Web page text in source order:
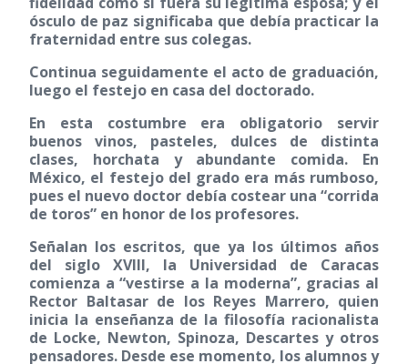
ósculo de paz significaba que debía practicar la
fraternidad entre sus colegas.
Continua seguidamente el acto de graduación,
luego el festejo en casa del doctorado.
En esta costumbre era obligatorio servir
buenos vinos, pasteles, dulces de distinta
clases, horchata y abundante comida. En
México, el festejo del grado era más rumboso,
pues el nuevo doctor debía costear una “corrida
de toros” en honor de los profesores.
Señalan los escritos, que ya los últimos años
del siglo XVIII, la Universidad de Caracas
comienza a “vestirse a la moderna”, gracias al
Rector Baltasar de los Reyes Marrero, quien
inicia la enseñanza de la filosofía racionalista
de Locke, Newton, Spinoza, Descartes y otros
pensadores. Desde ese momento, los alumnos y